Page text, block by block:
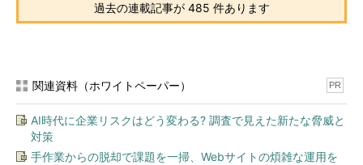
過去の連載記事が 485 件あります
関連資料（ホワイトペーパー） PR
AI時代に企業リスクはどう変わる? 調査で見えた新たな脅威と
対策
手作業からの脱却で課題を一掃、Webサイトの煩雑な運用を